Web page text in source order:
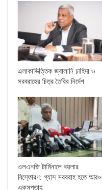
এলাকাভিত্তিক জ্বালানি চাহিদা ও
সরবরাহের চিত্র তৈরির নির্দেশ
এলএনজি টার্মিনালে বয়লার
বিস্ফোরণ: গ্যাস সরবরাহ হতে আরও
একসপ্তাহ